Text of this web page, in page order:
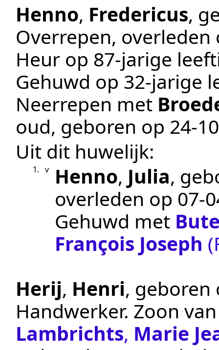
Henno, Fredericus,
Overrepen,
Heur op 87-jarige
Gehuwd op 32-jarige
Neerrepen met
oud, geboren op
Uit dit huwelijk:
1. v Henno, Julia,
overleden op
Gehuwd met
François Joseph
Herij, Henri,
Handwerker. Zoon
Lambrichts, Marie